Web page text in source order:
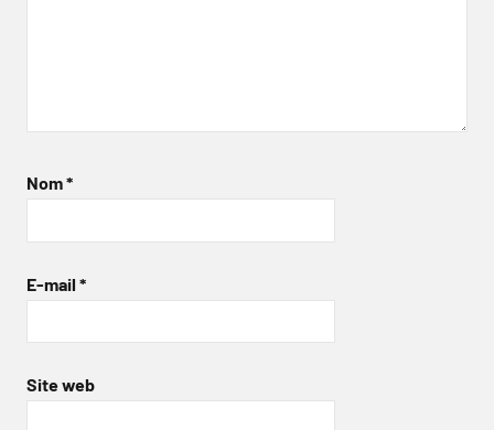
Nom*
E-mail *
Site web